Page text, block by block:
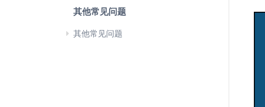
其他常见问题
其他常见问题